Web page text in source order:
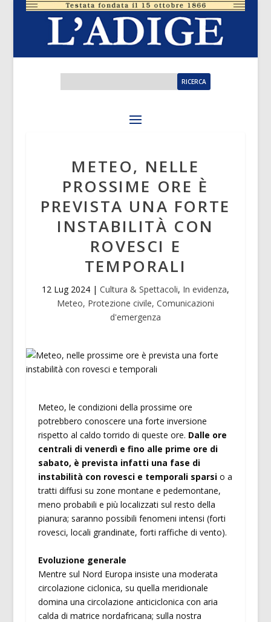
METEO, NELLE
PROSSIME ORE È
PREVISTA UNA FORTE
INSTABILITÀ CON
ROVESCI E
TEMPORALI
12 Lug 2024| Cultura & Spettacoli, In evidenza,
Meteo, Protezione civile, Comunicazioni
d'emergenza
Meteo, le condizioni della prossime ore
potrebbero conoscere una forte inversione
rispetto al caldo torrido di queste ore. Dalle ore
centrali di venerdì e fino alle prime ore di
sabato, è prevista infatti una fase di
instabilità con rovesci e temporali sparsi o a
tratti diffusi su zone montane e pedemontane,
meno probabili e più localizzati sul resto della
pianura; saranno possibili fenomeni intensi (forti
rovesci, locali grandinate, forti raffiche di vento).
Evoluzione generale
Mentre sul Nord Europa insiste una moderata
circolazione ciclonica, su quella meridionale
domina una circolazione anticiclonica con aria
calda di matrice nordafricana; sulla nostra